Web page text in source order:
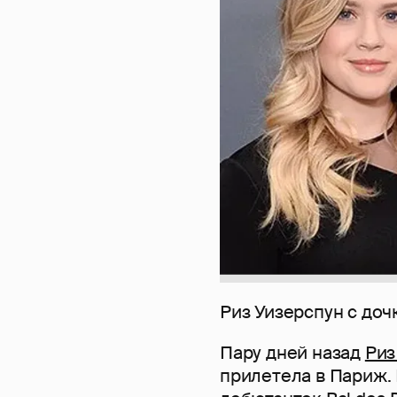
Риз Уизерспун с
Пару дней назад
прилетела в